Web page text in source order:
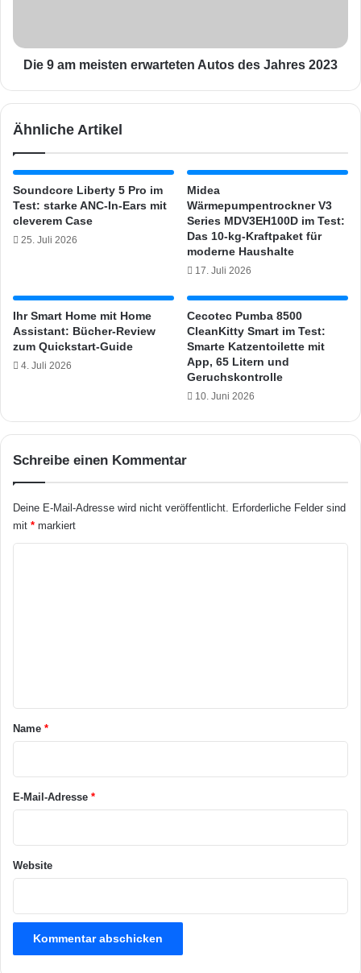
n
c
r
ü
Z
o
c
?
e
r
t
e
A
u
t
o
s
s
J
a
r
e
s
Die 9 am meisten erwarteten Autos des Jahres 2023
Ähnliche Artikel
Soundcore Liberty 5 Pro im
Test: starke ANC-In-Ears mit
cleverem Case
25. Juli 2026
Midea
Wärmepumpentrockner V3
Series MDV3EH100D im Test:
Das 10-kg-Kraftpaket für
moderne Haushalte
17. Juli 2026
Ihr Smart Home mit Home
Assistant: Bücher-Review
zum Quickstart-Guide
4. Juli 2026
Cecotec Pumba 8500
CleanKitty Smart im Test:
Smarte Katzentoilette mit
App, 65 Litern und
Geruchskontrolle
10. Juni 2026
Schreibe einen Kommentar
Deine E-Mail-Adresse wird nicht veröffentlicht. Erforderliche Felder sind
mit * markiert
a
*
Name *
E-Mail-Adresse *
Website